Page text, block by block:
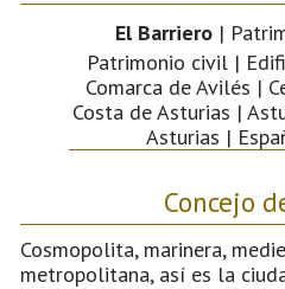
El Barriero|
Patrimonio civil |
Comarca de Avilés |
Costa de Asturias |
Asturias |
Concejo
Cosmopolita, marinera,
metropolitana, así es la